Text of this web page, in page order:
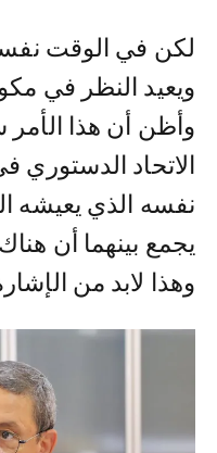
لكن في الوقت
ويعيد النظر في
وأظن أن هذا
الاتحاد الدستوري
نفسه الذي يعيشه
يجمع بينهما أن
وهذا لابد من